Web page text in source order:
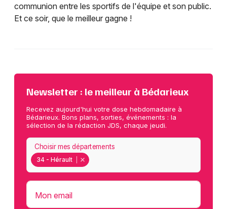
communion entre les sportifs de l'équipe et son public.
Et ce soir, que le meilleur gagne !
Newsletter : le meilleur à Bédarieux
Recevez aujourd'hui votre dose hebdomadaire à
Bédarieux. Bons plans, sorties, événements : la
sélection de la rédaction JDS, chaque jeudi.
34 - Hérault
Choisir mes départements
Mon email